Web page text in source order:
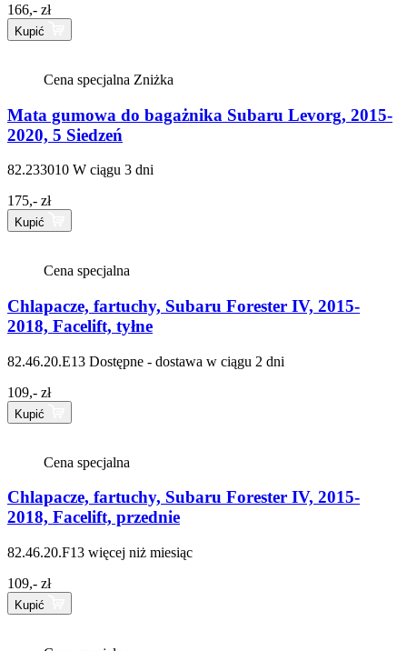
166,- zł
Kupić
Cena specjalna Zniżka
Mata gumowa do bagażnika Subaru Levorg, 2015-
2020, 5 Siedzeń
82.233010 W ciągu 3 dni
175,- zł
Kupić
Cena specjalna
Chlapacze, fartuchy, Subaru Forester IV, 2015-
2018, Facelift, tyłne
82.46.20.E13 Dostępne - dostawa w ciągu 2 dni
109,- zł
Kupić
Cena specjalna
Chlapacze, fartuchy, Subaru Forester IV, 2015-
2018, Facelift, przednie
82.46.20.F13 więcej niż miesiąc
109,- zł
Kupić